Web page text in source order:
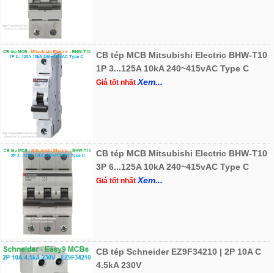
CB tép MCB Mitsubishi Electric BHW-T10
1P 3...125A 10kA 240~415vAC Type C
Giá tốt nhấtXem...
CB tép MCB Mitsubishi Electric BHW-T10
3P 6...125A 10kA 240~415vAC Type C
Giá tốt nhấtXem...
CB tép Schneider EZ9F34210 | 2P 10A C
4.5kA 230V